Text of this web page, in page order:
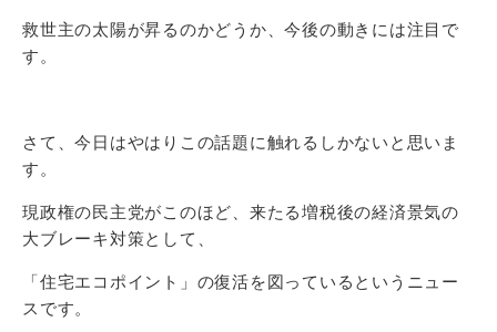
救世主の太陽が昇るのかどうか、今後の動きには注目で
す。
さて、今日はやはりこの話題に触れるしかないと思いま
す。
現政権の民主党がこのほど、来たる増税後の経済景気の
大ブレーキ対策として、
「住宅エコポイント」の復活を図っているというニュー
スです。